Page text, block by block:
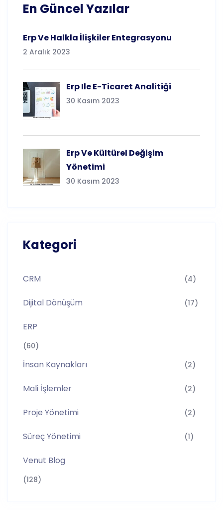
En Güncel Yazılar
Erp Ve Halkla İlişkiler Entegrasyonu
2 Aralık 2023
Erp Ile E-Ticaret Analitiği
30 Kasım 2023
Erp Ve Kültürel Değişim
Yönetimi
30 Kasım 2023
Kategori
CRM (4)
Dijital Dönüşüm (17)
ERP
(60)
İnsan Kaynakları (2)
Mali İşlemler (2)
Proje Yönetimi (2)
Süreç Yönetimi (1)
Venut Blog
(128)